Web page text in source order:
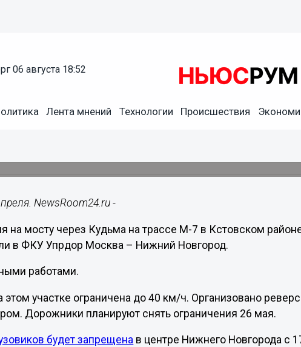
06 августа 18:52
Лента мнений Технологии Происшествия
NewsRoom24.ru -
на мосту через Кудьма на трассе М-7 в Кстовском
в ФКУ Упрдор Москва – Нижний Новгород.
работами.
участке ограничена до 40 км/ч. Организовано
Дорожники планируют снять ограничения 26 мая.
будет запрещена в центре Нижнего Новгорода с